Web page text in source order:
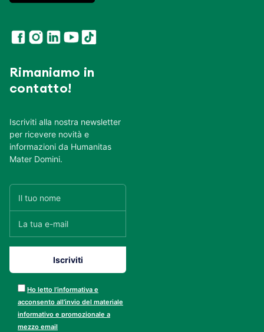
Rimaniamo in
contatto!
Iscriviti alla nostra newsletter
per ricevere novità e
informazioni da Humanitas
Mater Domini.
Ho letto l’informativa e
acconsento all’invio del materiale
informativo e promozionale a
mezzo email